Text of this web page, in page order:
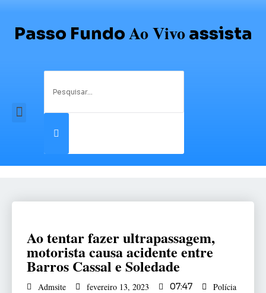
Passo Fundo Ao Vivo assista
Ao tentar fazer ultrapassagem,
motorista causa acidente entre
Barros Cassal e Soledade
Admsite fevereiro 13, 2023 07:47
Polícia